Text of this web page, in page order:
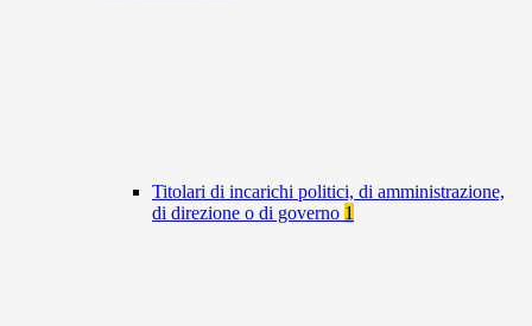
Titolari di incarichi politici, di amministrazione,
di direzione o di governo 1